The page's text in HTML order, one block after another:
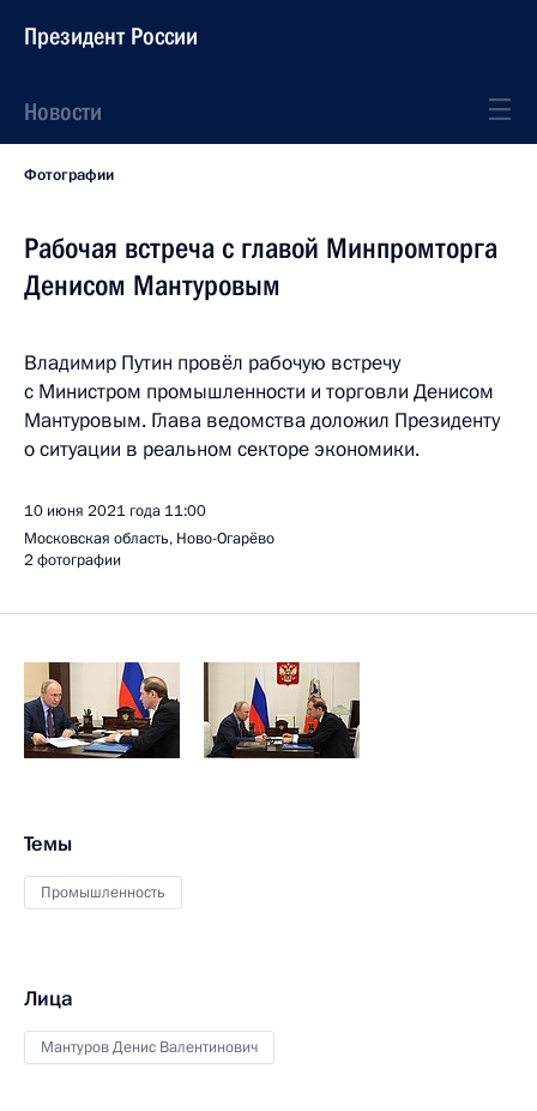
Президент России
Новости
Фотографии
Рабочая встреча с главой Минпромторга
Денисом Мантуровым
Владимир Путин провёл рабочую встречу
с Министром промышленности и торговли Денисом
Мантуровым. Глава ведомства доложил Президенту
о ситуации в реальном секторе экономики.
10 июня 2021 года 11:00
Московская область, Ново-Огарёво
2 фотографии
Темы
Промышленность
Лица
Мантуров Денис Валентинович